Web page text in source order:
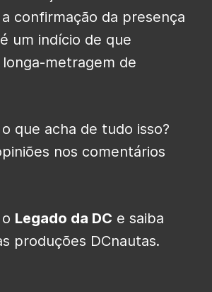
confirmação da presença
um indício de que
metragem de
que acha de tudo isso?
nos comentários
Legado da DC e saiba
produções DCnautas.